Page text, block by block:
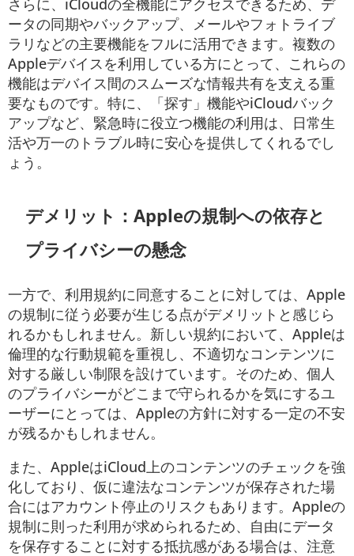
さらに、iCloudの全機能にアクセスできるため、デ
ータの同期やバックアップ、メールやフォトライブ
ラリなどの主要機能をフルに活用できます。複数の
Appleデバイスを利用している方にとって、これらの
機能はデバイス間のスムーズな情報共有を支える重
要なものです。特に、「探す」機能やiCloudバック
アップなど、緊急時に役立つ機能の利用は、日常生
活や万一のトラブル時に安心を提供してくれるでし
ょう。
デメリット：Appleの規制への依存と
プライバシーの懸念
一方で、利用規約に同意することに対しては、Apple
の規制に従う必要が生じる点がデメリットと感じら
れるかもしれません。新しい規約において、Appleは
倫理的な行動規範を重視し、不適切なコンテンツに
対する厳しい制限を設けています。そのため、個人
のプライバシーがどこまで守られるかを気にするユ
ーザーにとっては、Appleの方針に対する一定の不安
が残るかもしれません。
また、AppleはiCloud上のコンテンツのチェックを強
化しており、仮に違法なコンテンツが保存された場
合にはアカウント停止のリスクもあります。Appleの
規制に則った利用が求められるため、自由にデータ
を保存することに対する抵抗感がある場合は、注意